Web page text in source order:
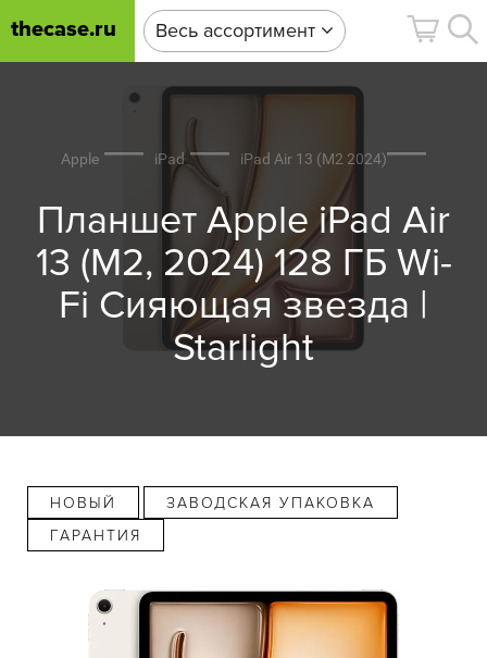
thecase.ru Весь ассортимент
Apple iPad iPad Air 13 (M2 2024)
Планшет Apple iPad Air
13 (M2, 2024) 128 ГБ Wi-
Fi Сияющая звезда |
Starlight
НОВЫЙ
ЗАВОДСКАЯ УПАКОВКА
ГАРАНТИЯ